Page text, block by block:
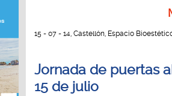
15 - 07 - 14, Castellón, Espacio
Jornada de puertas
15 de julio